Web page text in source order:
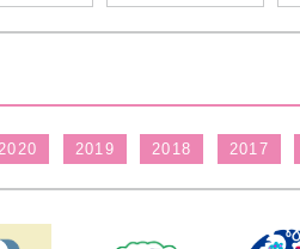
2019 2018 2017